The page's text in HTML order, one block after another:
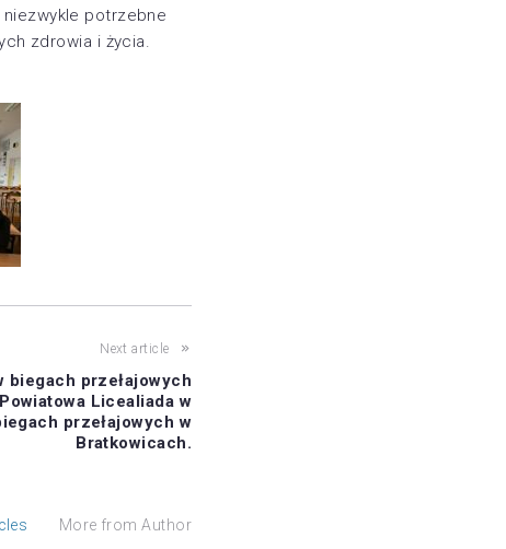
niezwykle potrzebne
zdrowia i życia.
Next article
biegach przełajowych
Licealiada w
przełajowych w
Bratkowicach.
More from Author